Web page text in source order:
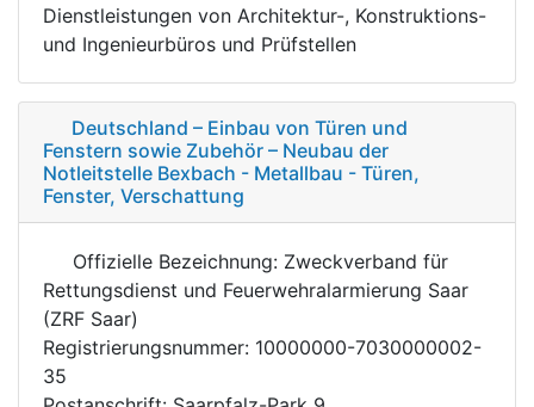
Dienstleistungen von Architektur-, Konstruktions-
und Ingenieurbüros und Prüfstellen
Deutschland – Einbau von Türen und
Fenstern sowie Zubehör – Neubau der
Notleitstelle Bexbach - Metallbau - Türen,
Fenster, Verschattung
Offizielle Bezeichnung: Zweckverband für
Rettungsdienst und Feuerwehralarmierung Saar
(ZRF Saar)
Registrierungsnummer: 10000000-7030000002-
35